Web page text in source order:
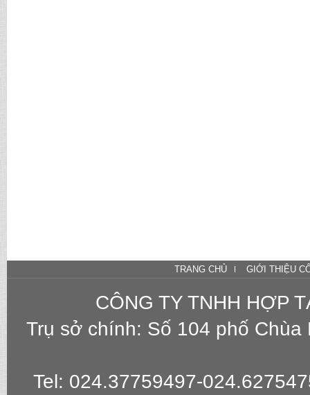
TRANG CHỦ GIỚI THIỆU
CÔNG TY TNHH HỢP
Trụ sở chính: Số 104 phố
Tel: 024.37759497-